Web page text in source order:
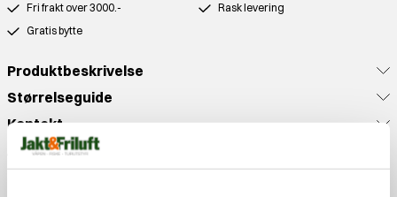
Fri frakt over 3000.-
Rask levering
Gratis bytte
Produktbeskrivelse
Størrelseguide
Kontakt
Anmeldelser